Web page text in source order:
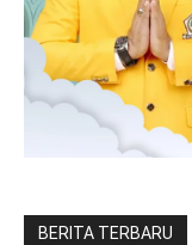
BERITA TERBARU